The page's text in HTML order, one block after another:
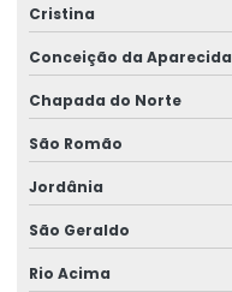
Cristina
Conceição da Aparecida
Chapada do Norte
São Romão
Jordânia
São Geraldo
Rio Acima